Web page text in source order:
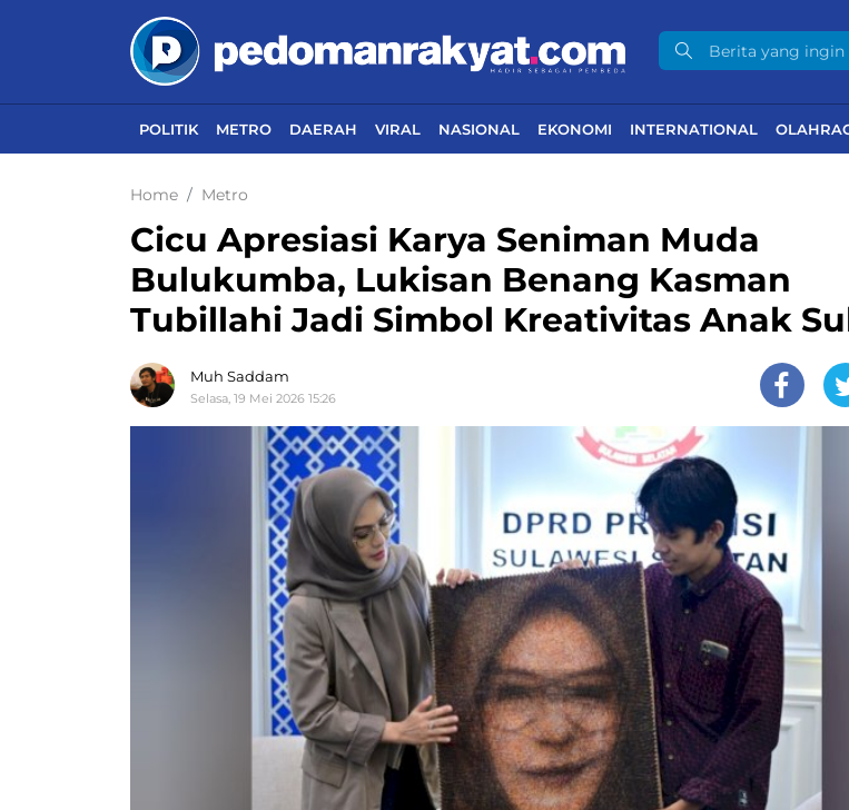
POLITIK METRO DAERAH VIRAL NASIONAL EKONOMI INTERNATIONAL
Home Metro
Cicu Apresiasi Karya Seniman Muda
Bulukumba, Lukisan Benang Kasman
Tubillahi Jadi Simbol Kreativitas Anak
Muh Saddam
Selasa, 19 Mei 2026 15:26